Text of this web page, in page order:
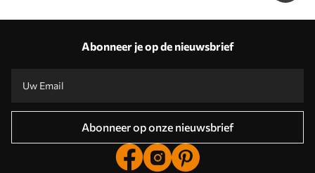
Abonneer je op de nieuwsbrief
Abonneer op onze nieuwsbrief